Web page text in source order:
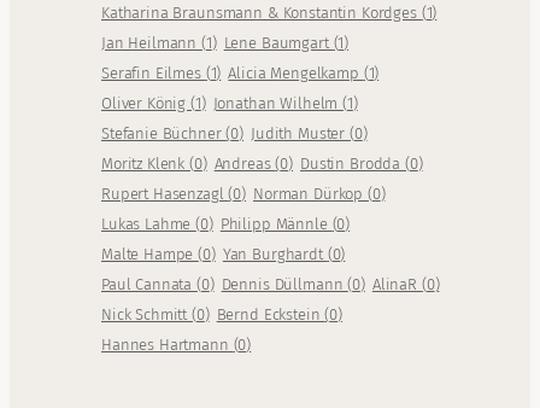
Katharina Braunsmann & Konstantin Kordges (1)
Jan Heilmann(1) Lene Baumgart (1)
Serafin Eilmes (1) Alicia Mengelkamp (1)
Oliver König(1) Jonathan Wilhelm(1)
Stefanie Büchner(0) Judith Muster (0)
Moritz Klenk(0) Andreas(0) Dustin Brodda (0)
Rupert Hasenzagl(0) Norman Dürkop (0)
Lukas Lahme(0) Philipp Männle (0)
Malte Hampe(0) Yan Burghardt (0)
Paul Cannata(0) Dennis Düllmann(0) AlinaR (0)
Nick Schmitt(0) Bernd Eckstein(0)
Hannes Hartmann (0)